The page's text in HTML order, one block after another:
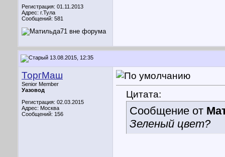
Регистрация: 01.11.2013
Адрес: г.Тула
Сообщений: 581
13.08.2015, 12:35
ТоргМаш
Senior Member
Уазовод
Регистрация: 02.03.2015
Адрес: Москва
Сообщений: 156
Цитата:
Сообщение от
Зеленый цвет?